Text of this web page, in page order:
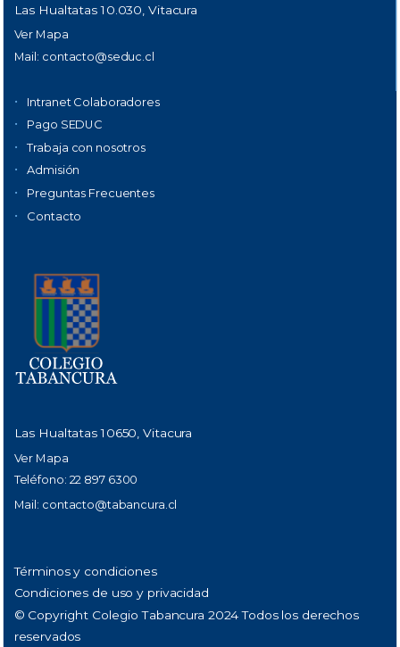
Las Hualtatas 10.030, Vitacura
Ver Mapa
Mail: contacto@seduc.cl
Intranet Colaboradores
Pago SEDUC
Trabaja con nosotros
Admisión
Preguntas Frecuentes
Contacto
Las Hualtatas 10650, Vitacura
Ver Mapa
Teléfono: 22 897 6300
Mail: contacto@tabancura.cl
Términos y condiciones
Condiciones de uso y privacidad
© Copyright Colegio Tabancura 2024 Todos los derechos
reservados